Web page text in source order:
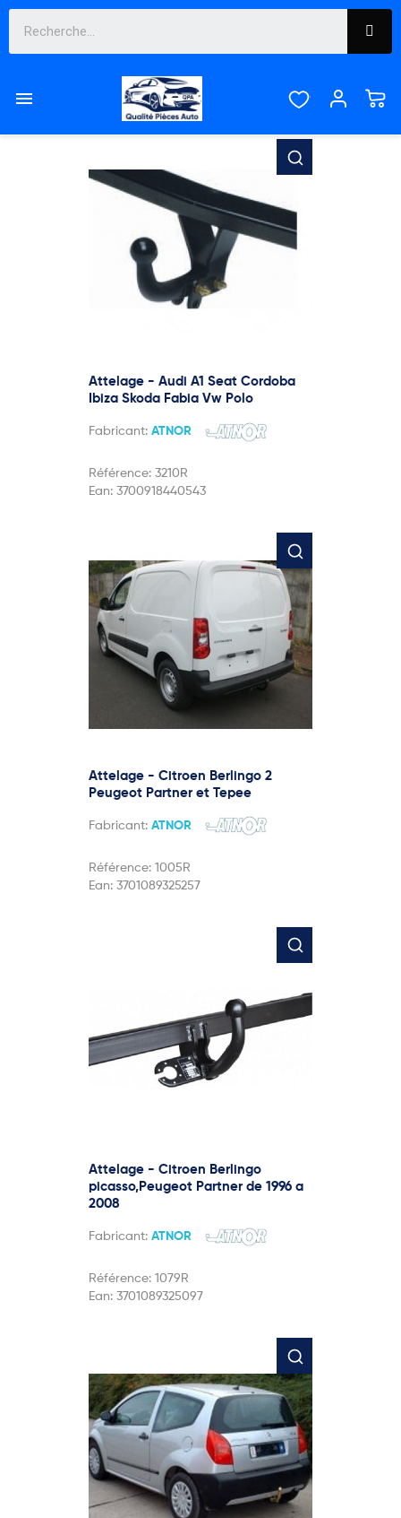

Liste des produits de la marque ATNOR
Affichage 1-12 de 41 article(s)
Attelage - Audi A1 Seat Cordoba
Ibiza Skoda Fabia Vw Polo
Fabricant: ATNOR
Référence: 3210R
Ean: 3700918440543
Attelage - Citroen Berlingo 2
Peugeot Partner et Tepee
Fabricant: ATNOR
Référence: 1005R
Ean: 3701089325257
Attelage - Citroen Berlingo
picasso,Peugeot Partner de 1996 a
2008
Fabricant: ATNOR
Référence: 1079R
Ean: 3701089325097